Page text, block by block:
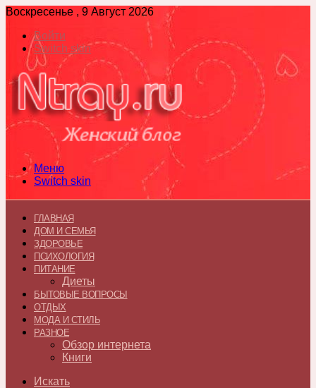
Воскресенье , 9 Август 2026
Войти
Switch skin
Меню
Switch skin
ГЛАВНАЯ
ДОМ И СЕМЬЯ
ЗДОРОВЬЕ
ПСИХОЛОГИЯ
ПИТАНИЕ
Диеты
БЫТОВЫЕ ВОПРОСЫ
ОТДЫХ
МОДА И СТИЛЬ
РАЗНОЕ
Обзор интернета
Книги
Искать